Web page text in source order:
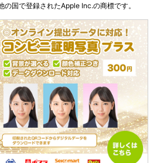
国で登録されたApple Inc.の商標です。